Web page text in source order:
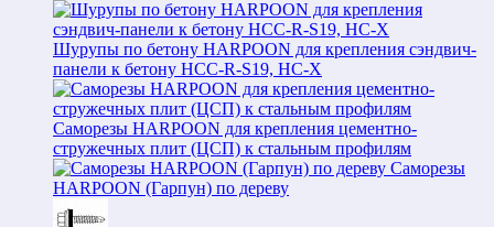
Шурупы по бетону HARPOON для крепления сэндвич-
панели к бетону HCC-R-S19, HC-X
Саморезы HARPOON для крепления цементно-
стружечных плит (ЦСП) к стальным профилям
Саморезы
HARPOON (Гарпун) по дереву